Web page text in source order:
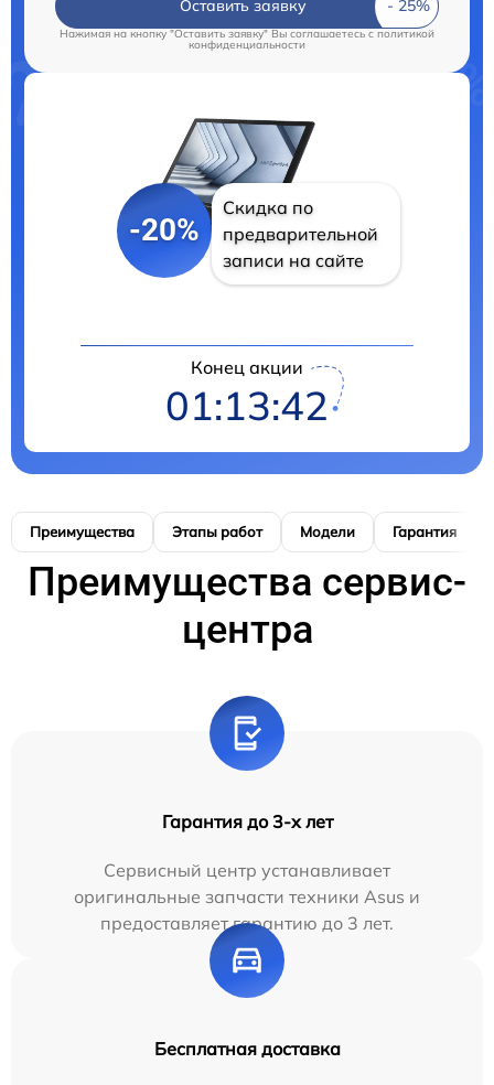
Оставить заявку
Нажимая на кнопку "Оставить заявку" Вы соглашаетесь c политикой
конфиденциальности
-20%
Скидка по
предварительной
записи на сайте
Конец акции
01:13:41
Преимущества Этапы работ Модели Гарантия
Преимущества сервис-
центра
Гарантия до 3-х лет
Сервисный центр устанавливает
оригинальные запчасти техники Asus и
предоставляет гарантию до 3 лет.
Бесплатная доставка